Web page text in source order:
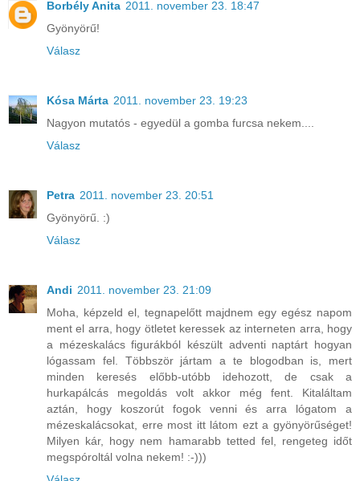
Borbély Anita 2011. november 23. 18:47
Gyönyörű!
Válasz
Kósa Márta 2011. november 23. 19:23
Nagyon mutatós - egyedül a gomba furcsa nekem....
Válasz
Petra 2011. november 23. 20:51
Gyönyörű. :)
Válasz
Andi 2011. november 23. 21:09
Moha, képzeld el, tegnapelőtt majdnem egy egész napom
ment el arra, hogy ötletet keressek az interneten arra, hogy
a mézeskalács figurákból készült adventi naptárt hogyan
lógassam fel. Többször jártam a te blogodban is, mert
minden keresés előbb-utóbb idehozott, de csak a
hurkapálcás megoldás volt akkor még fent. Kitaláltam
aztán, hogy koszorút fogok venni és arra lógatom a
mézeskalácsokat, erre most itt látom ezt a gyönyörűséget!
Milyen kár, hogy nem hamarabb tetted fel, rengeteg időt
megspóroltál volna nekem! :-)))